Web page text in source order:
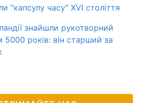
"капсулу часу" XVI століття
знайшли рукотворний
5000 років: він старший за